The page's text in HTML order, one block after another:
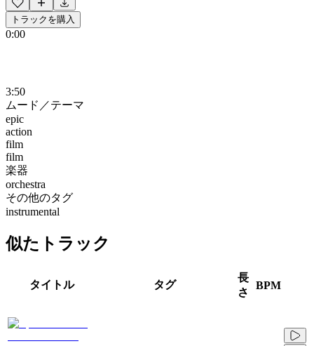
トラックを購入
0:00
3:50
ムード／テーマ
epic
action
film
film
楽器
orchestra
その他のタグ
instrumental
似たトラック
タイトル タグ
長
さ
BPM